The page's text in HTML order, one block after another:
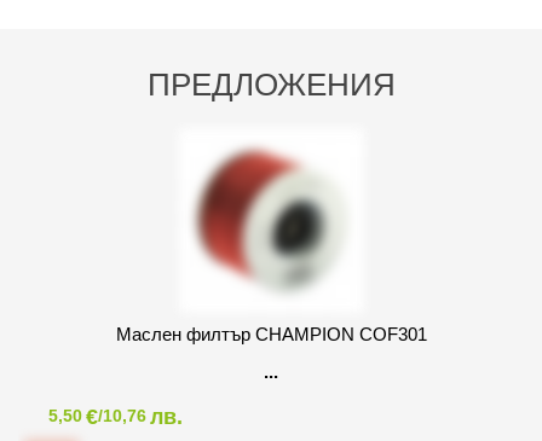
ПРЕДЛОЖЕНИЯ
Маслен филтър CHAMPION COF301
5,50€/10,76лв.